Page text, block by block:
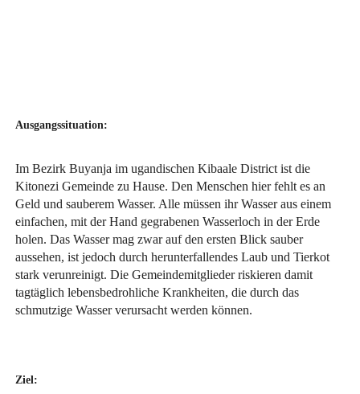
Ausgangssituation:
Im Bezirk Buyanja im ugandischen Kibaale District ist die
Kitonezi Gemeinde zu Hause. Den Menschen hier fehlt es an
Geld und sauberem Wasser. Alle müssen ihr Wasser aus einem
einfachen, mit der Hand gegrabenen Wasserloch in der Erde
holen. Das Wasser mag zwar auf den ersten Blick sauber
aussehen, ist jedoch durch herunterfallendes Laub und Tierkot
stark verunreinigt. Die Gemeindemitglieder riskieren damit
tagtäglich lebensbedrohliche Krankheiten, die durch das
schmutzige Wasser verursacht werden können.
Ziel: